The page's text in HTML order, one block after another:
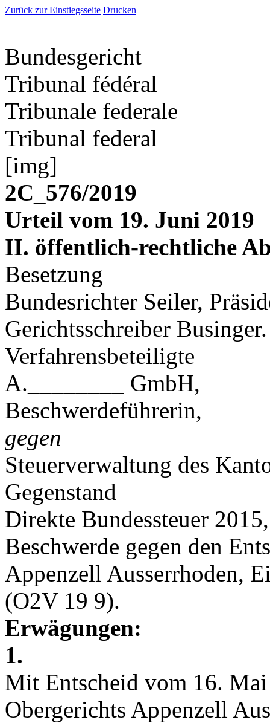
Zurück zur Einstiegsseite Drucken
Bundesgericht
Tribunal fédéral
Tribunale federale
Tribunal federal
[img]
2C_576/2019
Urteil vom 19. Juni 2019
II. öffentlich-rechtliche
Besetzung
Bundesrichter Seiler,
Gerichtsschreiber Businger.
Verfahrensbeteiligte
A.________ GmbH,
Beschwerdeführerin,
gegen
Steuerverwaltung des
Gegenstand
Direkte Bundessteuer 2015,
Beschwerde gegen den
Appenzell Ausserrhoden,
(O2V 19 9).
Erwägungen:
1.
Mit Entscheid vom 16.
Obergerichts Appenzell